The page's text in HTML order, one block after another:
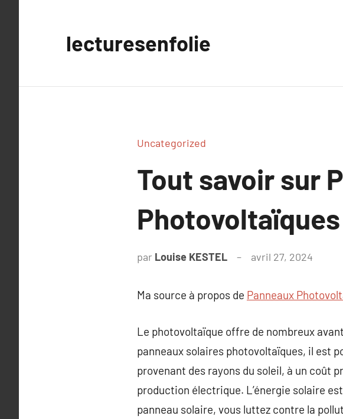
lecturesenfolie
Uncategorized
Tout savoir sur
par Louise KESTEL avril 27, 2024
Ma source à propos de Panneaux
Le photovoltaïque offre de nombreux
panneaux solaires photovoltaïques, il est
provenant des rayons du soleil, à un coût
production électrique. L’énergie solaire
panneau solaire, vous luttez contre la